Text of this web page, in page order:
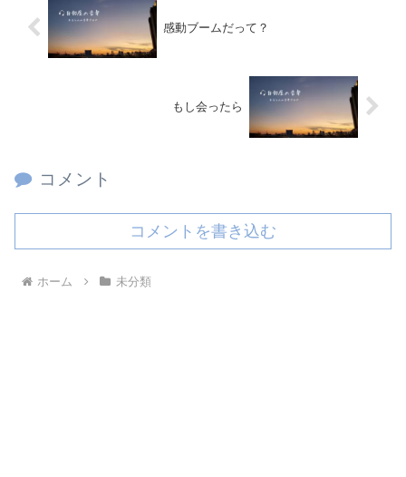
感動ブームだって？
もし会ったら
コメント
コメントを書き込む
ホーム 未分類